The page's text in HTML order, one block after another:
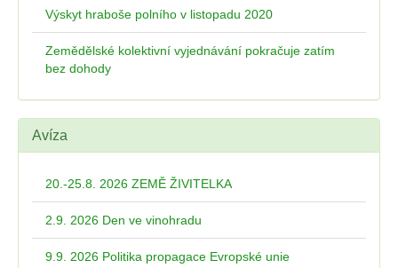
Výskyt hraboše polního v listopadu 2020
Zemědělské kolektivní vyjednávání pokračuje zatím
bez dohody
Avíza
20.-25.8. 2026 ZEMĚ ŽIVITELKA
2.9. 2026 Den ve vinohradu
9.9. 2026 Politika propagace Evropské unie